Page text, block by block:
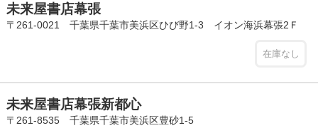
未来屋書店幕張
〒261-0021 千葉県千葉市美浜区ひび野1-3 イオン海浜幕張2Ｆ
在庫なし
未来屋書店幕張新都心
〒261-8535 千葉県千葉市美浜区豊砂1-5